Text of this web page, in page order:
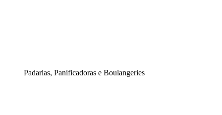
Padarias, Panificadoras e Boulangeries